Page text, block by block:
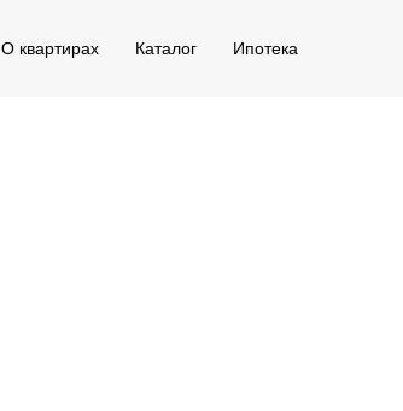
О квартирах Каталог Ипотека